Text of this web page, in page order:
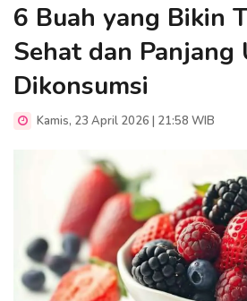
6 Buah yang Bikin
Sehat dan Panjang
Dikonsumsi
Kamis, 23 April 2026 | 21:58 WIB